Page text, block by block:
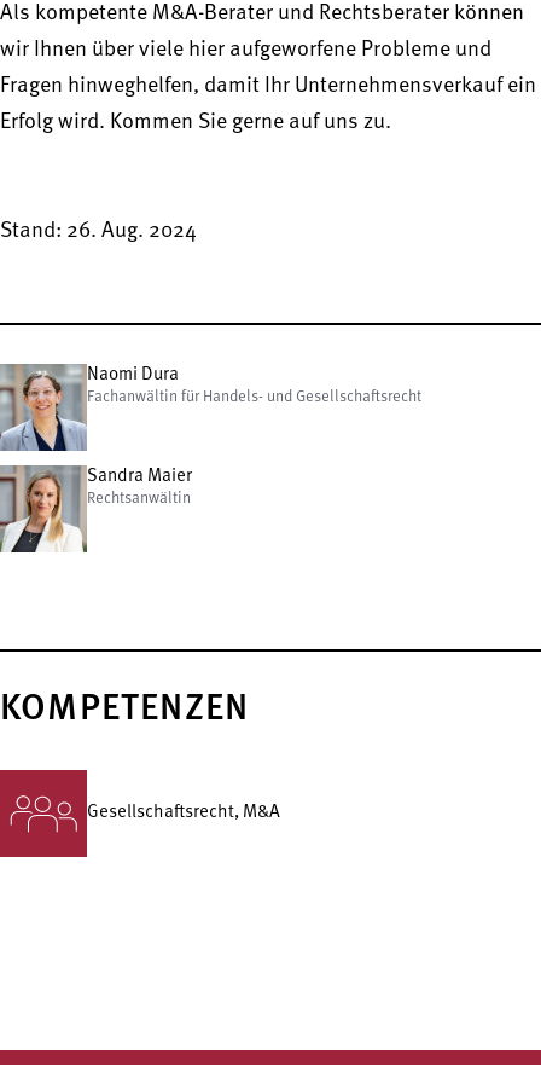
Als kompetente M&A-Berater und Rechtsberater können
wir Ihnen über viele hier aufgeworfene Probleme und
Fragen hinweghelfen, damit Ihr Unternehmensverkauf ein
Erfolg wird. Kommen Sie gerne auf uns zu.
Stand: 26. Aug. 2024
Naomi Dura
Fachanwältin für Handels- und Gesellschaftsrecht
Sandra Maier
Rechtsanwältin
KOMPETENZEN
Gesellschafts­recht, M&A